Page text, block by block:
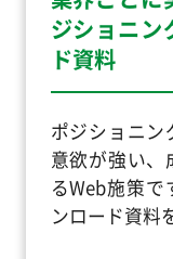
ジショニン
ド資料
ポジショニン
意欲が強い
るWeb施策
ンロード資料